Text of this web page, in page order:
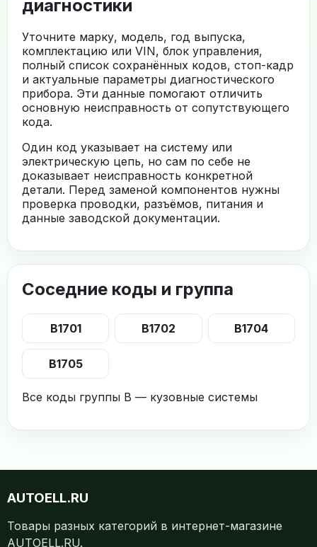
диагностики
Уточните марку, модель, год выпуска,
комплектацию или VIN, блок управления,
полный список сохранённых кодов, стоп-кадр
и актуальные параметры диагностического
прибора. Эти данные помогают отличить
основную неисправность от сопутствующего
кода.
Один код указывает на систему или
электрическую цепь, но сам по себе не
доказывает неисправность конкретной
детали. Перед заменой компонентов нужны
проверка проводки, разъёмов, питания и
данные заводской документации.
Соседние коды и группа
B1701 B1702 B1704
B1705
Все коды группы B — кузовные системы
AUTOELL.RU
Товары разных категорий в интернет-магазине
AUTOELL.RU.